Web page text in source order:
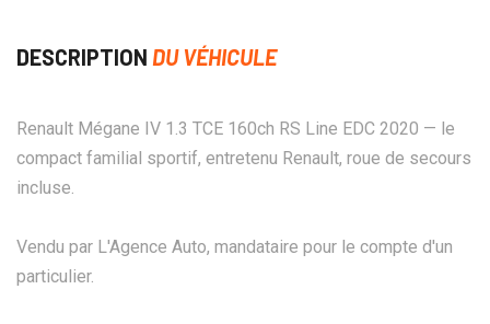
DESCRIPTION DU VÉHICULE
Renault Mégane IV 1.3 TCE 160ch RS Line EDC 2020 — le
compact familial sportif, entretenu Renault, roue de secours
incluse.
Vendu par L'Agence Auto, mandataire pour le compte d'un
particulier.